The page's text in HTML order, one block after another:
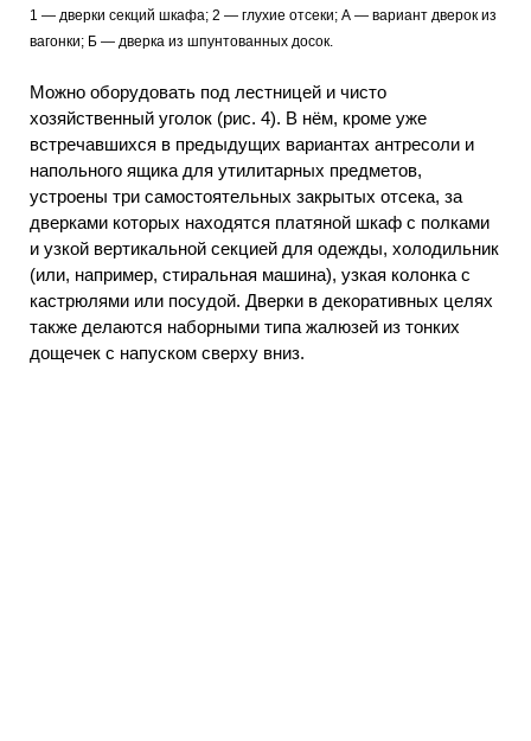
1 — дверки секций шкафа; 2 — глухие отсеки; А — вариант дверок из
вагонки; Б — дверка из шпунтованных досок.
Можно оборудовать под лестницей и чисто
хозяйственный уголок (рис. 4). В нём, кроме уже
встречавшихся в предыдущих вариантах антресоли и
напольного ящика для утилитарных предметов,
устроены три самостоятельных закрытых отсека, за
дверками которых находятся платяной шкаф с полками
и узкой вертикальной секцией для одежды, холодильник
(или, например, стиральная машина), узкая колонка с
кастрюлями или посудой. Дверки в декоративных целях
также делаются наборными типа жалюзей из тонких
дощечек с напуском сверху вниз.